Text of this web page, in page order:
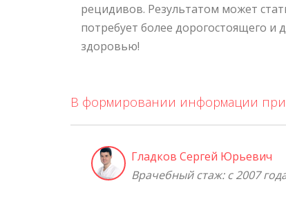
рецидивов. Результатом может
потребует более дорогостоящего и
здоровью!
В формировании информации
Гладков Сергей Юрьевич
Врачебный стаж: с 2007